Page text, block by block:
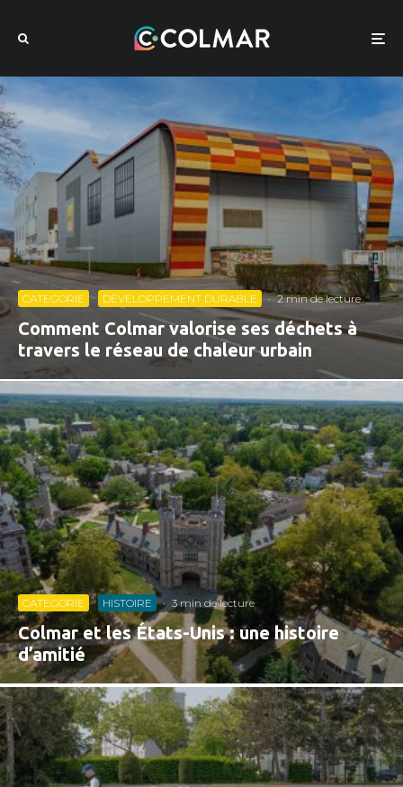
CATEGORIE DÉVELOPPEMENT DURABLE · 2 min de lecture
Comment Colmar valorise ses déchets à
travers le réseau de chaleur urbain
CATEGORIE HISTOIRE · 3 min de lecture
Colmar et les États-Unis : une histoire
d’amitié